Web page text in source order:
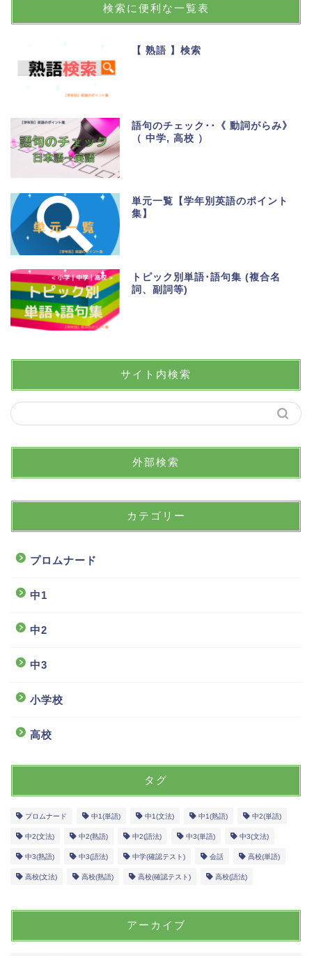
検索に便利な一覧表
【 熟語 】検索
語句のチェック･･《 動詞がらみ》
（ 中学, 高校 ）
単元一覧【学年別英語のポイント
集】
トピック別単語･語句集 (複合名
詞、副詞等)
サイト内検索
外部検索
カテゴリー
プロムナード
中1
中2
中3
小学校
高校
タグ
プロムナード 中1(単語) 中1(文法) 中1(熟語) 中2(単語)
中2(文法) 中2(熟語) 中2(語法) 中3(単語) 中3(文法)
中3(熟語) 中3(語法) 中学(確認テスト) 会話 高校(単語)
高校(文法) 高校(熟語) 高校(確認テスト) 高校(語法)
アーカイブ